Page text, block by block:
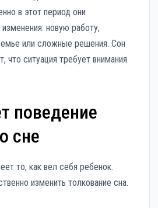
в этот период они
новую работу,
или сложные решения. Сон
что ситуация требует внимания
поведение
сне
то, как вел себя ребенок.
изменить толкование сна.